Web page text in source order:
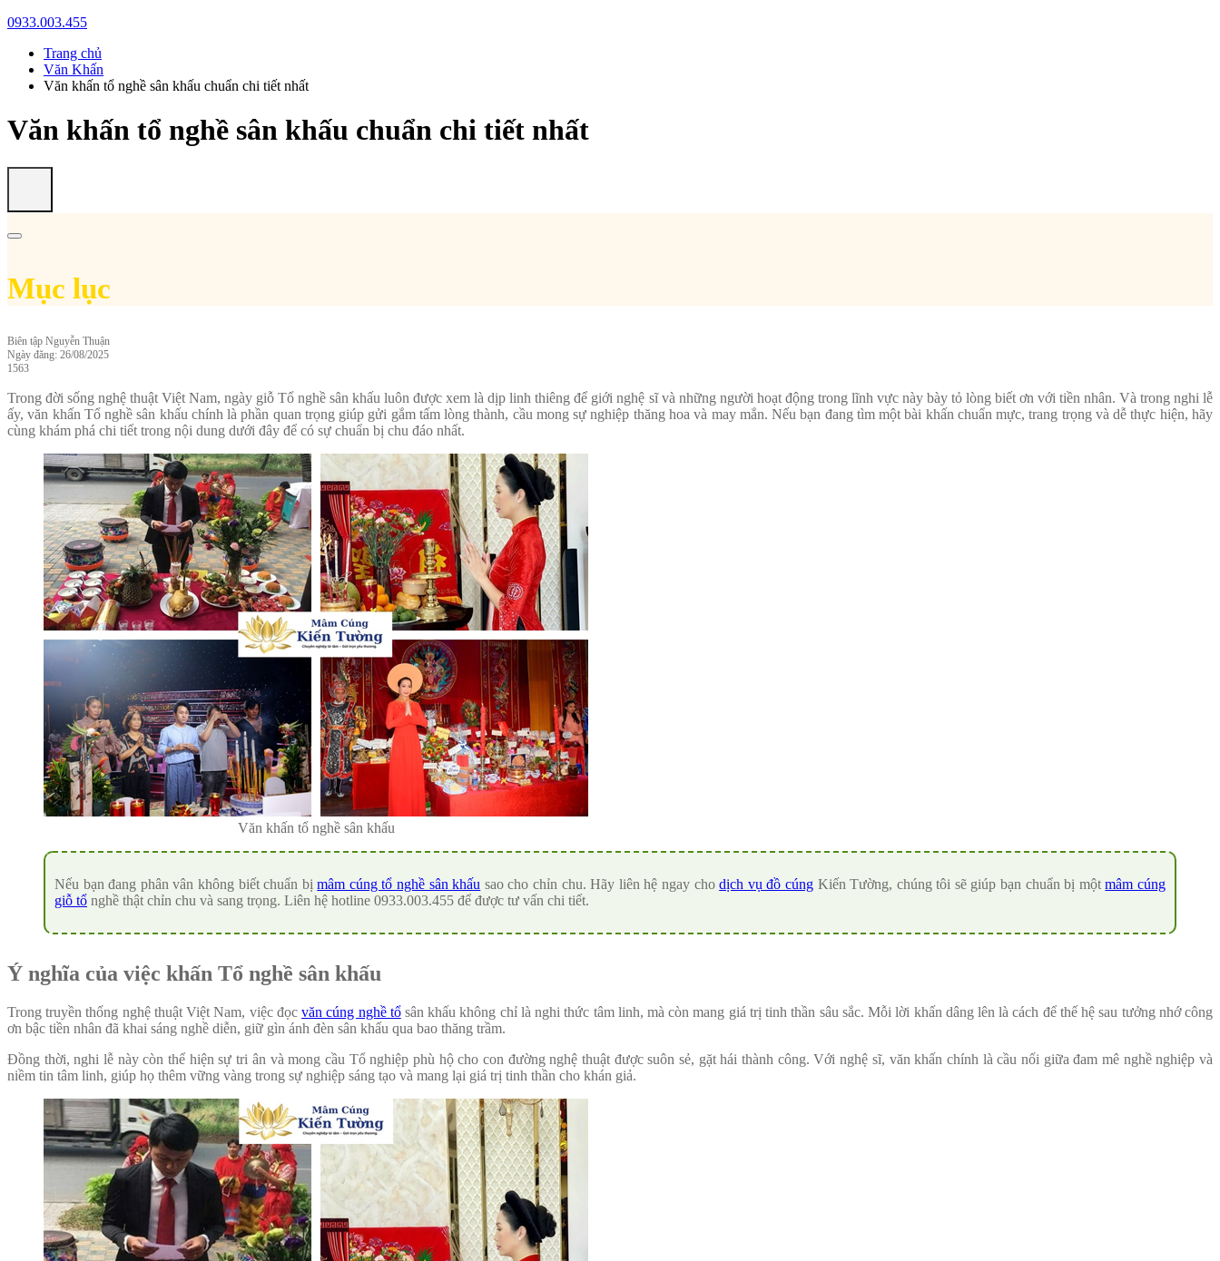
0933.003.455
Trang chủ
Văn Khấn
Văn khấn tổ nghề sân khấu chuẩn chi tiết nhất
Văn khấn tổ nghề sân khấu chuẩn chi tiết nhất
Mục lục
Biên tập Nguyễn Thuận
Ngày đăng: 26/08/2025
1563
Trong đời sống nghệ thuật Việt Nam, ngày giỗ Tổ nghề sân khấu luôn được xem là dịp linh thiêng để giới nghệ sĩ và những người hoạt động trong lĩnh vực này bày tỏ lòng biết ơn với tiền nhân. Và trong nghi lễ
ấy, văn khấn Tổ nghề sân khấu chính là phần quan trọng giúp gửi gắm tấm lòng thành, cầu mong sự nghiệp thăng hoa và may mắn. Nếu bạn đang tìm một bài khấn chuẩn mực, trang trọng và dễ thực hiện, hãy
cùng khám phá chi tiết trong nội dung dưới đây để có sự chuẩn bị chu đáo nhất.
Văn khấn tổ nghề sân khấu
Nếu bạn đang phân vân không biết chuẩn bịmâm cúng tổ nghề sân khấu sao cho chỉn chu. Hãy liên hệ ngay chodịch vụ đồ cúngKiến Tường, chúng tôi sẽ giúp bạn chuẩn bị mộtmâm cúng
giỗ tổ nghề thật chỉn chu và sang trọng. Liên hệ hotline 0933.003.455 để được tư vấn chi tiết.
Ý nghĩa của việc khấn Tổ nghề sân khấu
Trong truyền thống nghệ thuật Việt Nam, việc đọcvăn cúng nghề tổsân khấu không chỉ là nghi thức tâm linh, mà còn mang giá trị tinh thần sâu sắc. Mỗi lời khấn dâng lên là cách để thế hệ sau tưởng nhớ công
ơn bậc tiền nhân đã khai sáng nghề diễn, giữ gìn ánh đèn sân khấu qua bao thăng trầm.
Đồng thời, nghi lễ này còn thể hiện sự tri ân và mong cầu Tổ nghiệp phù hộ cho con đường nghệ thuật được suôn sẻ, gặt hái thành công. Với nghệ sĩ, văn khấn chính là cầu nối giữa đam mê nghề nghiệp và
niềm tin tâm linh, giúp họ thêm vững vàng trong sự nghiệp sáng tạo và mang lại giá trị tinh thần cho khán giả.